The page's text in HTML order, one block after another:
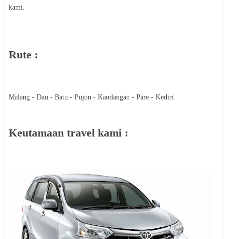
kami.
Rute :
Malang - Dau - Batu - Pujon - Kandangan - Pare - Kediri
Keutamaan travel kami :